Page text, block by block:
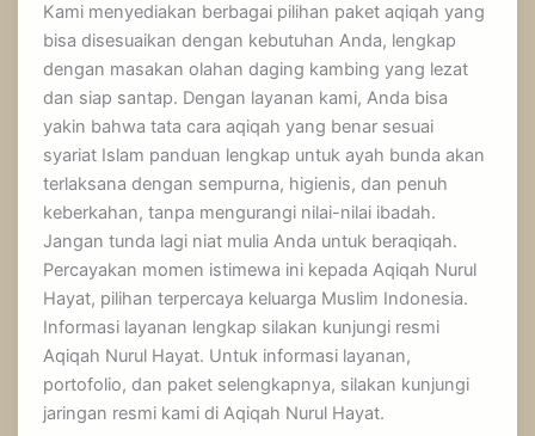
Kami menyediakan berbagai pilihan paket aqiqah yang
bisa disesuaikan dengan kebutuhan Anda, lengkap
dengan masakan olahan daging kambing yang lezat
dan siap santap. Dengan layanan kami, Anda bisa
yakin bahwa tata cara aqiqah yang benar sesuai
syariat Islam panduan lengkap untuk ayah bunda akan
terlaksana dengan sempurna, higienis, dan penuh
keberkahan, tanpa mengurangi nilai-nilai ibadah.
Jangan tunda lagi niat mulia Anda untuk beraqiqah.
Percayakan momen istimewa ini kepada Aqiqah Nurul
Hayat, pilihan terpercaya keluarga Muslim Indonesia.
Informasi layanan lengkap silakan kunjungi resmi
Aqiqah Nurul Hayat. Untuk informasi layanan,
portofolio, dan paket selengkapnya, silakan kunjungi
jaringan resmi kami di Aqiqah Nurul Hayat.